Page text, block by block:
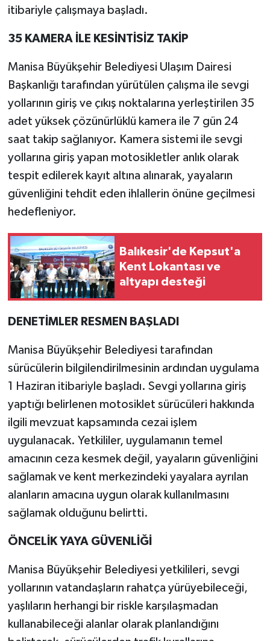
itibariyle çalışmaya başladı.
35 KAMERA İLE KESİNTİSİZ TAKİP
Manisa Büyükşehir Belediyesi Ulaşım Dairesi
Başkanlığı tarafından yürütülen çalışma ile sevgi
yollarının giriş ve çıkış noktalarına yerleştirilen 35
adet yüksek çözünürlüklü kamera ile 7 gün 24
saat takip sağlanıyor. Kamera sistemi ile sevgi
yollarına giriş yapan motosikletler anlık olarak
tespit edilerek kayıt altına alınarak, yayaların
güvenliğini tehdit eden ihlallerin önüne geçilmesi
hedefleniyor.
Balıkesir'de Kepsut'a
Kent Lokantası ve
altyapı desteği
DENETİMLER RESMEN BAŞLADI
Manisa Büyükşehir Belediyesi tarafından
sürücülerin bilgilendirilmesinin ardından uygulama
1 Haziran itibariyle başladı. Sevgi yollarına giriş
yaptığı belirlenen motosiklet sürücüleri hakkında
ilgili mevzuat kapsamında cezai işlem
uygulanacak. Yetkililer, uygulamanın temel
amacının ceza kesmek değil, yayaların güvenliğini
sağlamak ve kent merkezindeki yayalara ayrılan
alanların amacına uygun olarak kullanılmasını
sağlamak olduğunu belirtti.
ÖNCELİK YAYA GÜVENLİĞİ
Manisa Büyükşehir Belediyesi yetkilileri, sevgi
yollarının vatandaşların rahatça yürüyebileceği,
yaşlıların herhangi bir riskle karşılaşmadan
kullanabileceği alanlar olarak planlandığını